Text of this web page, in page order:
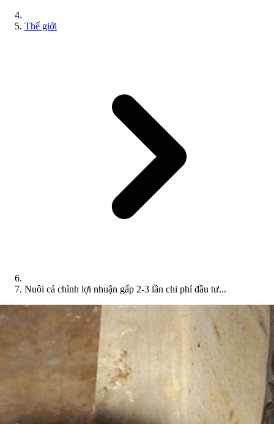
Thế giới
Nuôi cá chình lợi nhuận gấp 2-3 lần chi phí đầu tư...